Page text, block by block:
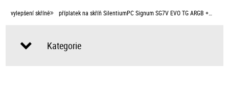
vylepšení skříně příplatek na skříň SilentiumPC Signum SG7V EVO TG ARGB +…
Kategorie